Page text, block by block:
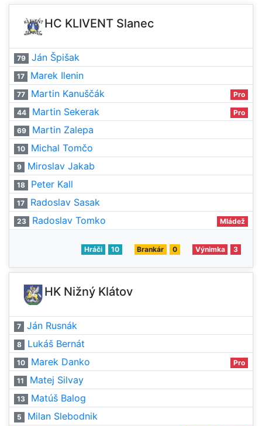
HC KLIVENT Slanec
79 Ján Špišak
17 Marek Ilenin
77 Martin Kanuščák Pro
44 Martin Sekerak Pro
69 Martin Zalepa
10 Michal Tomčo
9 Miroslav Jakab
18 Peter Kall
17 Radoslav Sasak
23 Radoslav Tomko Mládež
Hráči 10 Brankár 0 Výnimka 3
HK Nižný Klátov
7 Ján Rusnák
8 Lukáš Bernát
10 Marek Danko Pro
11 Matej Silvay
13 Matúš Balog
5
Milan Slebodnik